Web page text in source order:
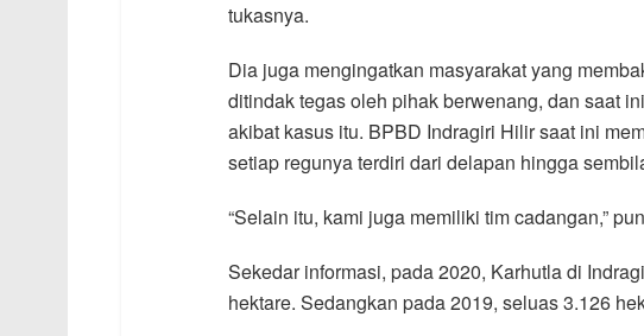
tukasnya.
Dia juga mengingatkan masyarakat yang
ditindak tegas oleh pihak berwenang, dan saat
akibat kasus itu. BPBD Indragiri Hilir saat ini
setiap regunya terdiri dari delapan hingga
“Selain itu, kami juga memiliki tim cadangan,”
Sekedar informasi, pada 2020, Karhutla di
hektare. Sedangkan pada 2019, seluas 3.126